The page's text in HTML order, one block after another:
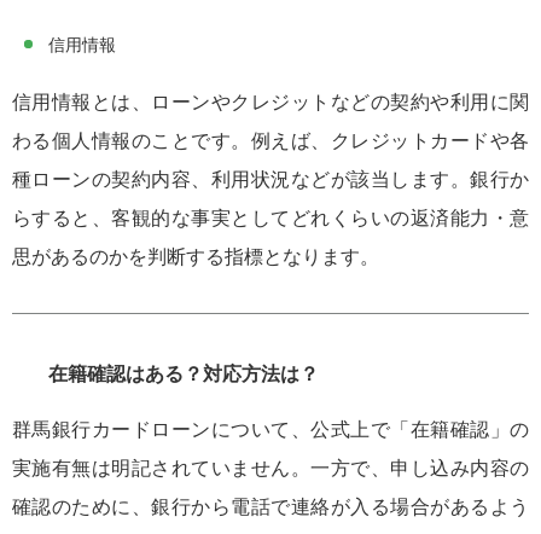
信用情報
信用情報とは、ローンやクレジットなどの契約や利用に関
わる個人情報のことです。例えば、クレジットカードや各
種ローンの契約内容、利用状況などが該当します。銀行か
らすると、客観的な事実としてどれくらいの返済能力・意
思があるのかを判断する指標となります。
在籍確認はある？対応方法は？
群馬銀行カードローンについて、公式上で「在籍確認」の
実施有無は明記されていません。一方で、申し込み内容の
確認のために、銀行から電話で連絡が入る場合があるよう